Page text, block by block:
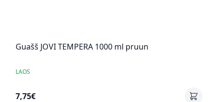
Guašš JOVI TEMPERA 1000 ml pruun
LAOS
7,75€